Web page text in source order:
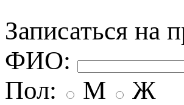
Записаться на
ФИО:
Пол:
М
Ж